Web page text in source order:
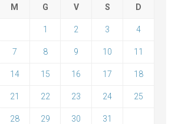
M G V S D
1 2 3 4
7 8 9 10 11
14 15 16 17 18
21 22 23 24 25
28 29 30 31